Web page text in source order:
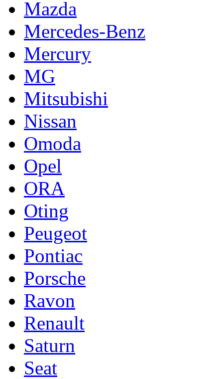
Mazda
Mercedes-Benz
Mercury
MG
Mitsubishi
Nissan
Omoda
Opel
ORA
Oting
Peugeot
Pontiac
Porsche
Ravon
Renault
Saturn
Seat